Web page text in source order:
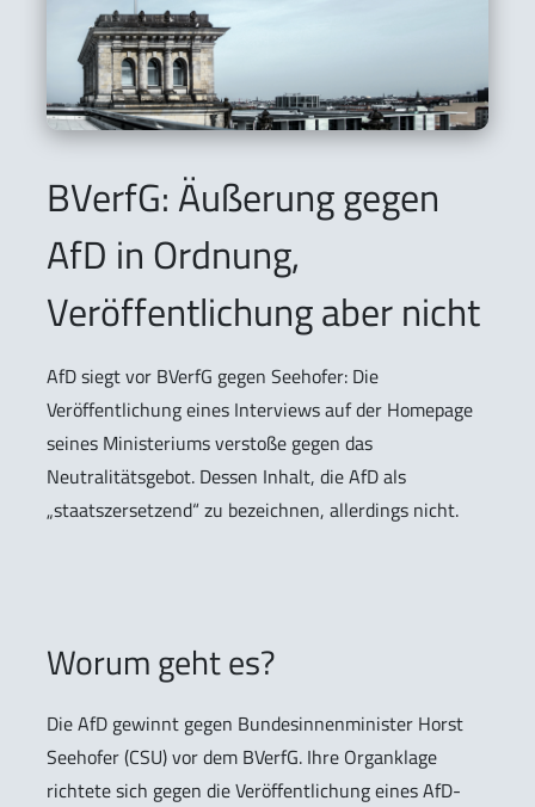
BVerfG: Äußerung gegen
AfD in Ordnung,
Veröffentlichung aber nicht
AfD siegt vor BVerfG gegen Seehofer: Die
Veröffentlichung eines Interviews auf der Homepage
seines Ministeriums verstoße gegen das
Neutralitätsgebot. Dessen Inhalt, die AfD als
„staatszersetzend“ zu bezeichnen, allerdings nicht.
Worum geht es?
Die AfD gewinnt gegen Bundesinnenminister Horst
Seehofer (CSU) vor dem BVerfG. Ihre Organklage
richtete sich gegen die Veröffentlichung eines AfD-